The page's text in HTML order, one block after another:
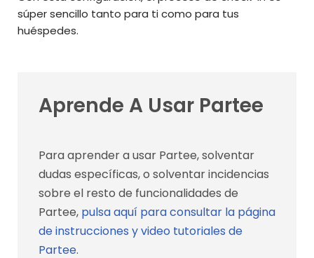
súper sencillo tanto para ti como para tus
huéspedes.
Aprende A Usar Partee
Para aprender a usar Partee, solventar
dudas específicas, o solventar incidencias
sobre el resto de funcionalidades de
Partee, pulsa aquí para consultar la página
de instrucciones y video tutoriales de
Partee.